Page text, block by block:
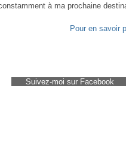
à ma prochaine
Pour en savoir
Suivez-moi sur Facebook